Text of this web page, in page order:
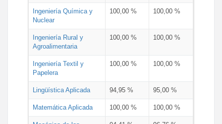
Ingeniería Química y
Nuclear
100,00 % 100,00 %
Ingeniería Rural y
Agroalimentaria
100,00 % 100,00 %
Ingeniería Textil y
Papelera
100,00 % 100,00 %
Lingüística Aplicada 94,95 % 95,00 %
Matemática Aplicada 100,00 % 100,00 %